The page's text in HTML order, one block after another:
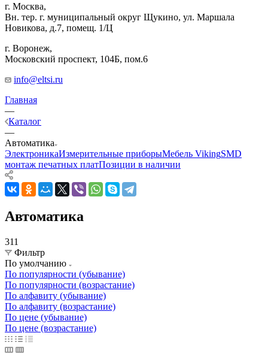
г. Москва,
Вн. тер. г. муниципальный округ Щукино, ул. Маршала
Новикова, д.7, помещ. 1/Ц
г. Воронеж,
​Московский проспект, 104Б, пом.6
info@eltsi.ru
Главная
—
Каталог
—
Автоматика
ЭлектроникаИзмерительные приборыМебель VikingSMD
монтаж печатных платПозиции в наличии
Автоматика
311
Фильтр
По умолчанию
По популярности (убывание)
По популярности (возрастание)
По алфавиту (убывание)
По алфавиту (возрастание)
По цене (убывание)
По цене (возрастание)